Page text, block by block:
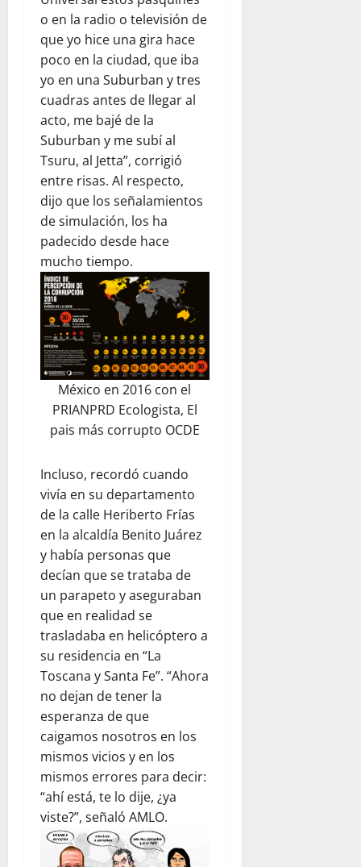
o en la radio o televisión de
que yo hice una gira hace
poco en la ciudad, que iba
yo en una Suburban y tres
cuadras antes de llegar al
acto, me bajé de la
Suburban y me subí al
Tsuru, al Jetta”, corrigió
entre risas. Al respecto,
dijo que los señalamientos
de simulación, los ha
padecido desde hace
mucho tiempo.
México en 2016 con el
PRIANPRD Ecologista, El
pais más corrupto OCDE
Incluso, recordó cuando
vivía en su departamento
de la calle Heriberto Frías
en la alcaldía Benito Juárez
y había personas que
decían que se trataba de
un parapeto y aseguraban
que en realidad se
trasladaba en helicóptero a
su residencia en “La
Toscana y Santa Fe”. “Ahora
no dejan de tener la
esperanza de que
caigamos nosotros en los
mismos vicios y en los
mismos errores para decir:
“ahí está, te lo dije, ¿ya
viste?”, señaló AMLO.